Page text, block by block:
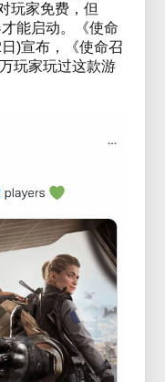
玩家免费，但
能启动。《使命
)宣布，《使命召
玩家玩过这款游